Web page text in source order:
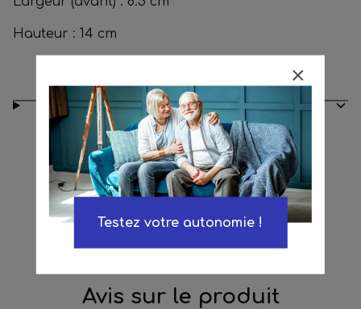
Hauteur : 14 cm
Conseils d’entretien
Avis sur le produit
Testez votre autonomie !